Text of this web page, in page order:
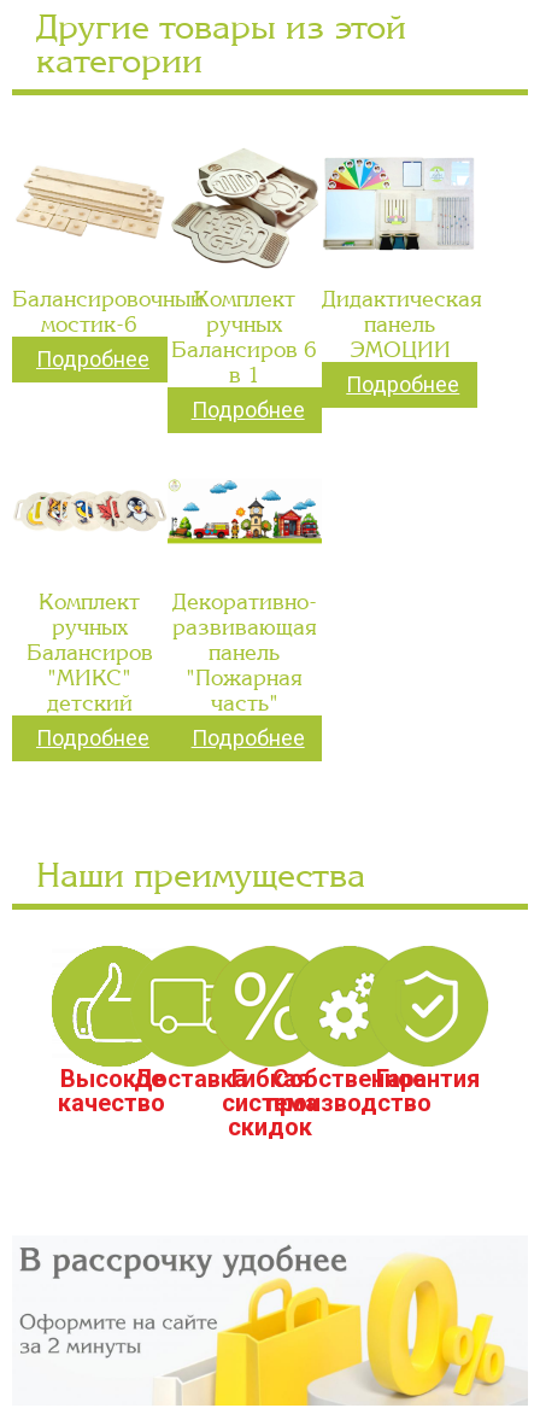
Другие товары из этой
категории
Балансировочный
мостик-6
Подробнее
Комплект
ручных
Балансиров 6
в 1
Подробнее
Дидактическая
панель
ЭМОЦИИ
Подробнее
Комплект
ручных
Балансиров
"МИКС"
детский
Подробнее
Декоративно-
развивающая
панель
"Пожарная
часть"
Подробнее
Наши преимущества
Высокое
качество
ДоставкаГибкая
система
скидок
Собственное
производство
Гарантия